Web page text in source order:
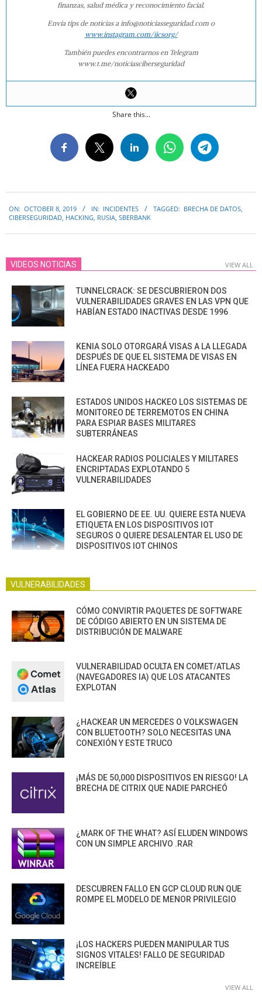
finanzas, salud médica y reconocimiento facial.
Envía tips de noticias a info@noticiasseguridad.com o
www.instagram.com/iicsorg/
También puedes encontrarnos en Telegram
www.t.me/noticiasciberseguridad
Share this...
10-
ON: OCTOBER 8, 2019 IN: INCIDENTES TAGGED: BRECHA DE DATOS,
CIBERSEGURIDAD, HACKING, RUSIA, SBERBANK
VIDEOS NOTICIAS VIEW ALL
TUNNELCRACK: SE DESCUBRIERON DOS
VULNERABILIDADES GRAVES EN LAS VPN QUE
HABÍAN ESTADO INACTIVAS DESDE 1996
KENIA SOLO OTORGARÁ VISAS A LA LLEGADA
DESPUÉS DE QUE EL SISTEMA DE VISAS EN
LÍNEA FUERA HACKEADO
ESTADOS UNIDOS HACKEO LOS SISTEMAS DE
MONITOREO DE TERREMOTOS EN CHINA
PARA ESPIAR BASES MILITARES
SUBTERRÁNEAS
HACKEAR RADIOS POLICIALES Y MILITARES
ENCRIPTADAS EXPLOTANDO 5
VULNERABILIDADES
EL GOBIERNO DE EE. UU. QUIERE ESTA NUEVA
ETIQUETA EN LOS DISPOSITIVOS IOT
SEGUROS O QUIERE DESALENTAR EL USO DE
DISPOSITIVOS IOT CHINOS
VULNERABILIDADES
CÓMO CONVIRTIR PAQUETES DE SOFTWARE
DE CÓDIGO ABIERTO EN UN SISTEMA DE
DISTRIBUCIÓN DE MALWARE
VULNERABILIDAD OCULTA EN COMET/ATLAS
(NAVEGADORES IA) QUE LOS ATACANTES
EXPLOTAN
¿HACKEAR UN MERCEDES O VOLKSWAGEN
CON BLUETOOTH? SOLO NECESITAS UNA
CONEXIÓN Y ESTE TRUCO
¡MÁS DE 50,000 DISPOSITIVOS EN RIESGO! LA
BRECHA DE CITRIX QUE NADIE PARCHEÓ
¿MARK OF THE WHAT? ASÍ ELUDEN WINDOWS
CON UN SIMPLE ARCHIVO .RAR
DESCUBREN FALLO EN GCP CLOUD RUN QUE
ROMPE EL MODELO DE MENOR PRIVILEGIO
¡LOS HACKERS PUEDEN MANIPULAR TUS
SIGNOS VITALES! FALLO DE SEGURIDAD
INCREÍBLE
VIEW ALL